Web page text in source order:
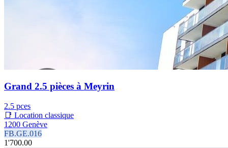
Grand 2.5 pièces à Meyrin
2.5 pces
📑 Location classique
1200 Genève
FB.GE.016
1'700.00